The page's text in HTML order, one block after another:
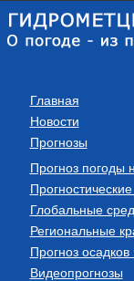
Главная
Новости
Прогнозы
Прогноз погоды
Глобальные
Региональные
Прогноз осадков
Видеопрогнозы